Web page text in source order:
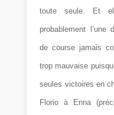
toute seule. Et
probablement l’une
de course jamais
trop mauvaise
seules victoires en
Florio à Enna